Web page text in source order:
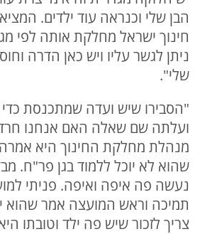
הבן שלי וכנראה עוד ילדים.
חינוך ישראל מחלקת אותה לפי
ניתן לגשר עליו ויש כאן הדרה
שלי".
"הסבירו שיש ועדה שמתכנסת כדי
ועלתה שם שאלה האם אנחנו
מנהלת מחלקת החינוך היא
שהוא לא יוכל ללמוד בגן פר"ח.
נעשה פה איפה ואיפה. פניתי
תמיכה וראש המועצה אמר שהוא
צריך לזכור שיש פה ילד וטובתו